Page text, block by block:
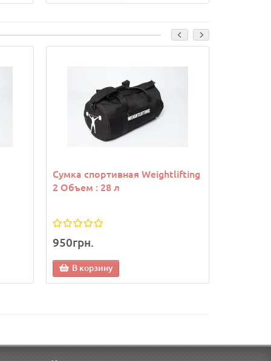
Сумка спортивная Weightlifting
2 Объем : 28 л
950грн.
В корзину